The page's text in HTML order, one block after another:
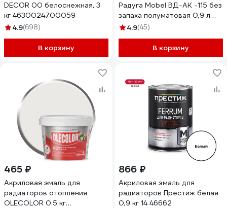
DECOR 00 белоснежная, 3
кг 4630024700059
4.9(698)
В корзину
Радуга Mobel ВД-АК -115 без
запаха полуматовая 0,9 л
база А 4630058026767
4.9(45)
В корзину
465 ₽
Акриловая эмаль для
радиаторов отопления
OLECOLOR 0.5 кг
866 ₽
Акриловая эмаль для
радиаторов Престиж белая
0,9 кг 14 46662